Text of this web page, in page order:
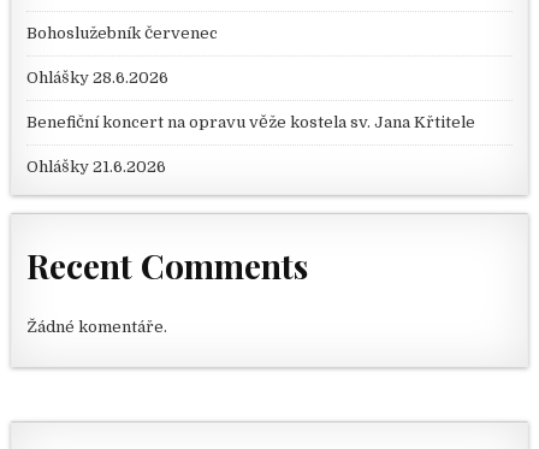
Bohoslužebník červenec
Ohlášky 28.6.2026
Benefiční koncert na opravu věže kostela sv. Jana Křtitele
Ohlášky 21.6.2026
Recent Comments
Žádné komentáře.